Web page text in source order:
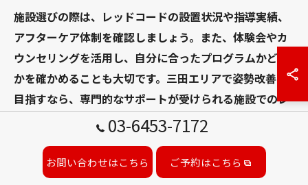
施設選びの際は、レッドコードの設置状況や指導実績、
アフターケア体制を確認しましょう。また、体験会やカ
ウンセリングを活用し、自分に合ったプログラムかどう
かを確かめることも大切です。三田エリアで姿勢改善を
目指すなら、専門的なサポートが受けられる施設でのレ
ッドコード体験をおすすめします。
03-6453-7172
お問い合わせはこちら ご予約はこちら